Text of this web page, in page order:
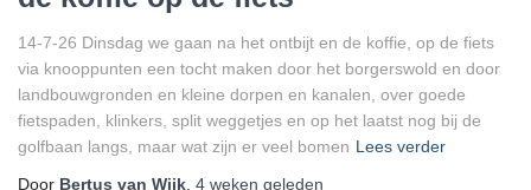
14-7-26 Dinsdag we gaan na het ontbijt en de koffie, op de fiets
via knooppunten een tocht maken door het borgerswold en door
landbouwgronden en kleine dorpen en kanalen, over goede
fietspaden, klinkers, split weggetjes en op het laatst nog bij de
golfbaan langs, maar wat zijn er veel bomen Lees verder
Door Bertus van Wijk, 4 weken geleden